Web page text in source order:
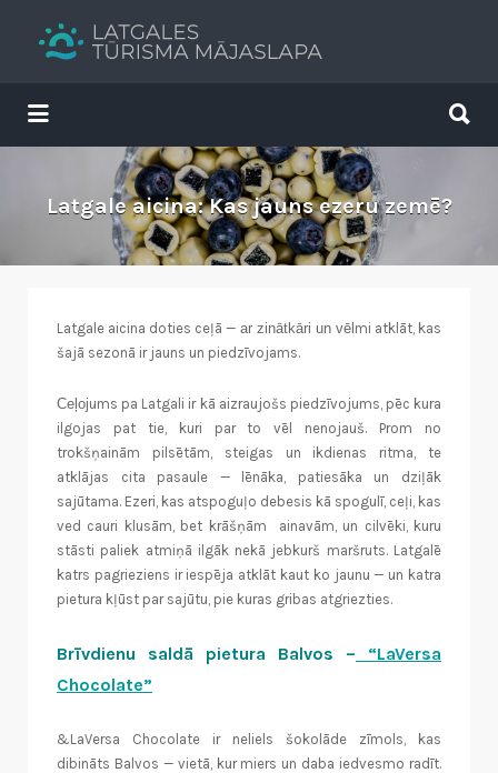
Tavs brīvdienu ceļvedis
Search
for:
for:
Latgale aicina: Kas jauns ezeru zemē?
Latgale aicina doties ceļā — ar zinātkāri un vēlmi atklāt, kas
šajā sezonā ir jauns un piedzīvojams.
Ceļojums pa Latgali ir kā aizraujošs piedzīvojums, pēc kura
ilgojas pat tie, kuri par to vēl nenojauš. Prom no
trokšņainām pilsētām, steigas un ikdienas ritma, te
atklājas cita pasaule — lēnāka, patiesāka un dziļāk
sajūtama. Ezeri, kas atspoguļo debesis kā spogulī, ceļi, kas
ved cauri klusām , bet krāšņām
ainavām, un cilvēki, kuru
stāsti paliek atmiņā ilgāk nekā jebkurš maršruts. Latgalē
katrs pagrieziens ir iespēja atklāt kaut ko jaunu — un katra
pietura kļūst par sajūtu, pie kuras gribas atgriezties.
Brīvdienu saldā pietura Balvos – “LaVersa
Chocolate”
&LaVersa Chocolate ir neliels šokolāde zīmols, kas
dibināts Balvos — vietā, kur miers un daba iedvesmo radīt.